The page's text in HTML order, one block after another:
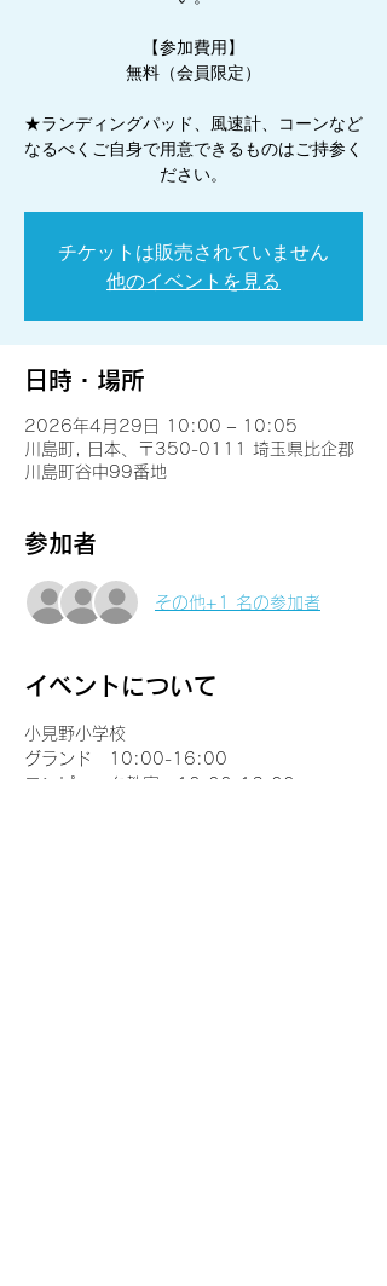
【参加費用】
無料（会員限定）
★ランディングパッド、風速計、コーンなど
なるべくご自身で用意できるものはご持参く
ださい。
チケットは販売されていません
他のイベントを見る
日時・場所
2026年4月29日 10:00 – 10:05
川島町, 日本、〒350-0111 埼玉県比企郡
川島町谷中99番地
参加者
その他+1 名の参加者
イベントについて
小見野小学校
グランド　10:00-16:00
コンピュータ教室　10:00-16:00